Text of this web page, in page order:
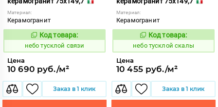
Материал:
Керамогранит
1122711
Код товара:
небо тусклой связи
Цена
10 690 руб./м²
Заказ в 1 клик
Материал:
Керамогранит
1122716
Код товара:
небо тусклой скалы
Цена
10 455 руб./м²
Заказ в 1 клик